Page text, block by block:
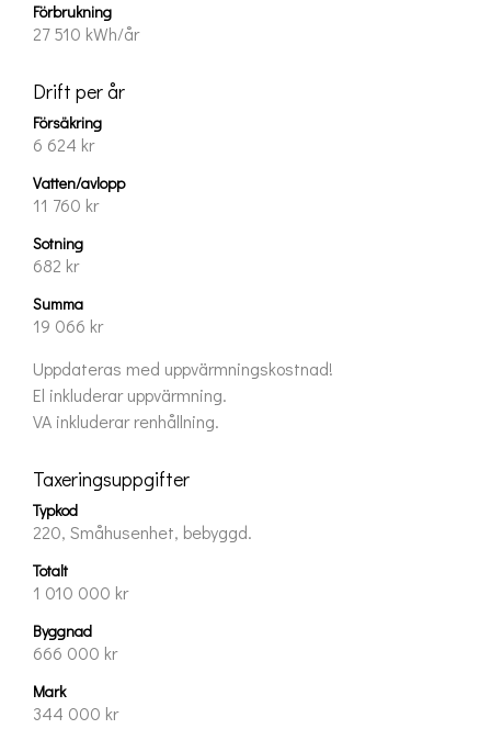
Förbrukning
27 510 kWh/år
Drift per år
Försäkring
6 624 kr
Vatten/avlopp
11 760 kr
Sotning
682 kr
Summa
19 066 kr
Uppdateras med uppvärmningskostnad!
El inkluderar uppvärmning.
VA inkluderar renhållning.
Taxeringsuppgifter
Typkod
220, Småhusenhet, bebyggd.
Totalt
1 010 000 kr
Byggnad
666 000 kr
Mark
344 000 kr